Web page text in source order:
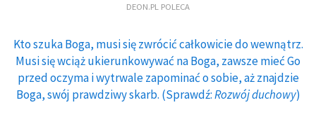
DEON.PL POLECA
Kto szuka Boga, musi się zwrócić całkowicie do wewnątrz.
Musi się wciąż ukierunkowywać na Boga, zawsze mieć Go
przed oczyma i wytrwale zapominać o sobie, aż znajdzie
Boga, swój prawdziwy skarb. (Sprawdź:Rozwój duchowy)